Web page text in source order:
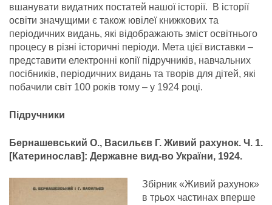
вшанувати видатних постатей нашої історії. В історії
освіти значущими є також ювілеї книжкових та
періодичних видань, які відображають зміст освітнього
процесу в різні історичні періоди. Мета цієї виставки –
представити електронні копії підручників, навчальних
посібників, періодичних видань та творів для дітей, які
побачили світ 100 років тому – у 1924 році.
Підручники
Бернашевський О., Васильєв Г. Живий рахунок. Ч. 1.
[Катеринослав]: Державне вид-во України, 1924.
Збірник «Живий рахунок»
в трьох частинах вперше